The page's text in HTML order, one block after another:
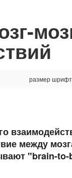
размер
между
"brain-